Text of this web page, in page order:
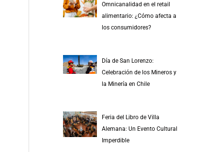
Omnicanalidad en el retail
alimentario: ¿Cómo afecta a
los consumidores?
Día de San Lorenzo:
Celebración de los Mineros y
la Minería en Chile
Feria del Libro de Villa
Alemana: Un Evento Cultural
Imperdible